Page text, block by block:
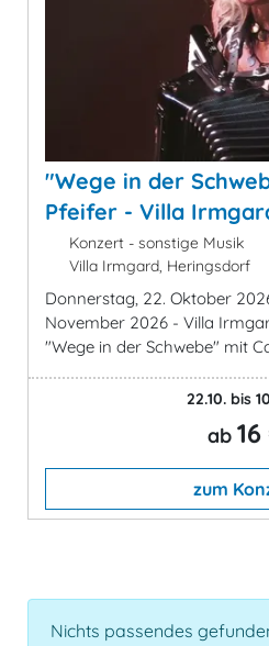
"Wege in der
Pfeifer - Villa
Konzert - sonstige Musik
Villa Irmgard, Heringsdorf
Donnerstag, 22. Oktober
November 2026 - Villa
"Wege in der Schwebe" mit
22.10. bis
ab
zum
Nichts passendes